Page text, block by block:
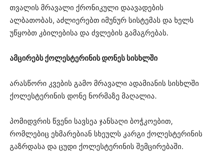
თვალის მრავალი ქრონიკული დაავადების
ალბათობას, აძლიერებთ იმუნურ სისტემას და ხელს
უწყობთ კბილებისა და ძვლების გამაგრებას.
ამცირებს ქოლესტერინის დონეს სისხლში
არასწორი კვების გამო მრავალი ადამიანის სისხლში
ქოლესტერინის დონე ნორმაზე მაღალია.
პომიდვრის წვენი სავსეა ჯანსაღი ბოჭკოებით,
რომლებიც ეხმარებიან სხეულს კარგი ქოლესტერინის
გაზრდასა და ცუდი ქოლესტერინის შემცირებაში.